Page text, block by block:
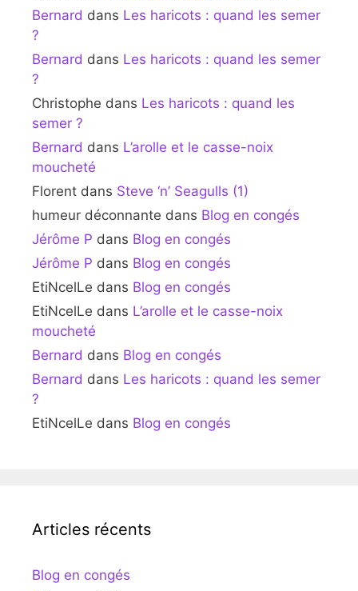
Bernard dans Les haricots : quand les semer
?
Bernard dans Les haricots : quand les semer
?
Christophe dans Les haricots : quand les
semer ?
Bernard dans L’arolle et le casse-noix
moucheté
Florent dans Steve ‘n’ Seagulls (1)
humeur déconnante dans Blog en congés
Jérôme P dans Blog en congés
Jérôme P dans Blog en congés
EtiNcelLe dans Blog en congés
EtiNcelLe dans L’arolle et le casse-noix
moucheté
Bernard dans Blog en congés
Bernard dans Les haricots : quand les semer
?
EtiNcelLe dans Blog en congés
Articles récents
Blog en congés